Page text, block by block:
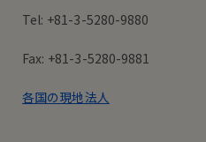
Tel: +81-3-5280-9880
Fax: +81-3-5280-9881
各国の現地法人